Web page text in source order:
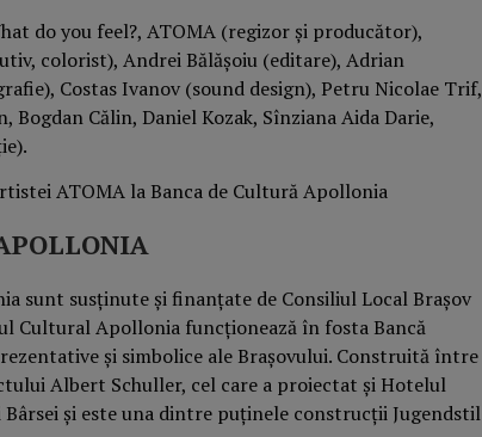
do you feel?, ATOMA (regizor și producător),
colorist), Andrei Bălășoiu (editare), Adrian
Costas Ivanov (sound design), Petru Nicolae Trif,
Călin, Daniel Kozak, Sînziana Aida Darie,
sunt susținute și finanțate de Consiliul Local Brașov
Cultural Apollonia funcționează în fosta Bancă
și simbolice ale Brașovului. Construită între
Albert Schuller, cel care a proiectat şi Hotelul
Bârsei și este una dintre puţinele construcţii Jugendstil